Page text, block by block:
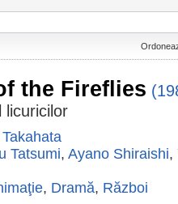
the Fireflies
licuricilor
Tatsumi, Ayano Shiraishi,
, Dramă, Război